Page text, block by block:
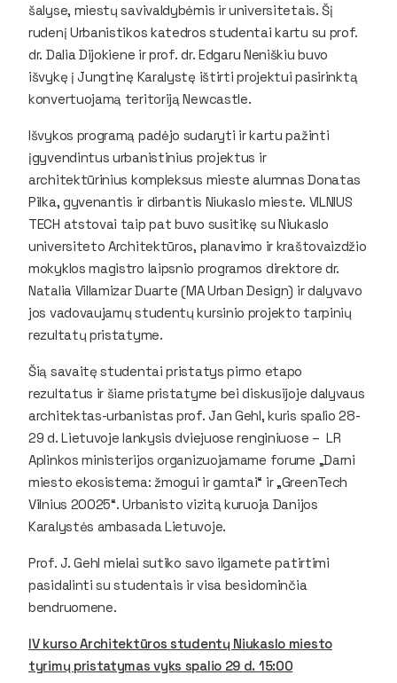
šalyse, miestų savivaldybėmis ir universitetais. Šį
rudenį Urbanistikos katedros studentai kartu su prof.
dr. Dalia Dijokiene ir prof. dr. Edgaru Neniškiu buvo
išvykę į Jungtinę Karalystę ištirti projektui pasirinktą
konvertuojamą teritoriją Newcastle.
Išvykos programą padėjo sudaryti ir kartu pažinti
įgyvendintus urbanistinius projektus ir
architektūrinius kompleksus mieste alumnas Donatas
Pilka, gyvenantis ir dirbantis Niukaslo mieste. VILNIUS
TECH atstovai taip pat buvo susitikę su Niukaslo
universiteto Architektūros, planavimo ir kraštovaizdžio
mokyklos magistro laipsnio programos direktore dr.
Natalia Villamizar Duarte (MA Urban Design) ir dalyvavo
jos vadovaujamų studentų kursinio projekto tarpinių
rezultatų pristatyme.
Šią savaitę studentai pristatys pirmo etapo
rezultatus ir šiame pristatyme bei diskusijoje dalyvaus
architektas-urbanistas prof. Jan Gehl, kuris spalio 28-
29 d. Lietuvoje lankysis dviejuose renginiuose – LR
Aplinkos ministerijos organizuojamame forume „Darni
miesto ekosistema: žmogui ir gamtai“ ir „GreenTech
Vilnius 20025“. Urbanisto vizitą kuruoja Danijos
Karalystės ambasada Lietuvoje.
Prof. J. Gehl mielai sutiko savo ilgamete patirtimi
pasidalinti su studentais ir visa besidominčia
bendruomene.
IV kurso Architektūros studentų Niukaslo miesto
tyrimų pristatymas vyks spalio 29 d. 15:00